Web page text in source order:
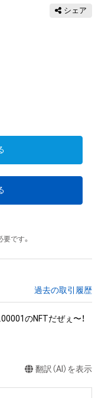
シェア
要です。
過去の取引履歴
のNFTだぜぇ〜！
翻訳（AI）を表示